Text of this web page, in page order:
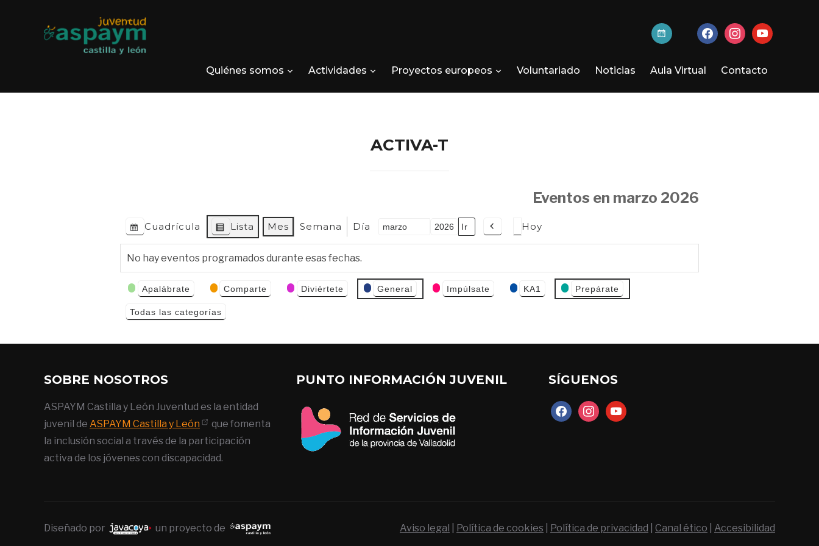
activa- facebookinstagramyoutube
Quiénes somos Actividades Proyectos europeos Voluntariado Noticias Aula Virtual Contacto
ACTIVA-T
Eventos en marzo 2026
Ver como
Cuadrícula
Ver como
Lista Mes Semana Día
Anterior
Hoy
No hay eventos programados durante esas fechas.
Categorías
de Eventos
Apalábrate Comparte Diviértete General Impúlsate KA1 Prepárate
Todas las categorías
SOBRE NOSOTROS
ASPAYM Castilla y León Juventud es la entidad
juvenil de ASPAYM Castilla y León
que fomenta
la inclusión social a través de la participación
activa de los jóvenes con discapacidad.
PUNTO INFORMACIÓN JUVENIL SÍGUENOS
facebookinstagram
youtube
Diseñado por un proyecto de Aviso legal Política de cookies Política de privacidad Canal ético Accesibilidad